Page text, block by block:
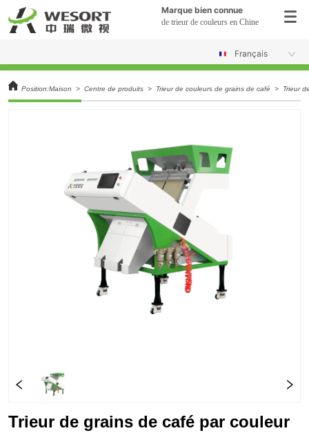
Marque bien connue
de trieur de couleurs en Chine
Français
Position:Maison > Centre de produits > Trieur de couleurs de grains de café > Trieur
Trieur de grains de café par couleur